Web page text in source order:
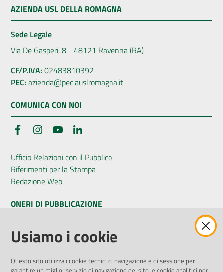
AZIENDA USL DELLA ROMAGNA
Sede Legale
Via De Gasperi, 8 - 48121 Ravenna (RA)
CF/P.IVA: 02483810392
PEC: azienda@pec.auslromagna.it
COMUNICA CON NOI
FacebookInstagramYouTube
Ufficio Relazioni con il Pubblico
Riferimenti per la Stampa
Redazione Web
ONERI DI PUBBLICAZIONE
Amministrazione Trasparente
Pubblicità legale
Privacy Policy
Usiamo i cookie
Questo sito utilizza i cookie tecnici di navigazione e di sessione per
garantire un miglior servizio di navigazione del sito, e cookie analitici per